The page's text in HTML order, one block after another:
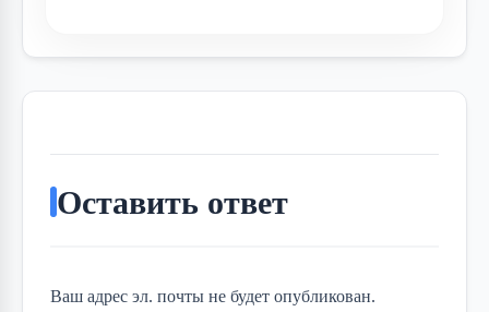
Оставить ответ
Ваш адрес эл. почты не будет опубликован.